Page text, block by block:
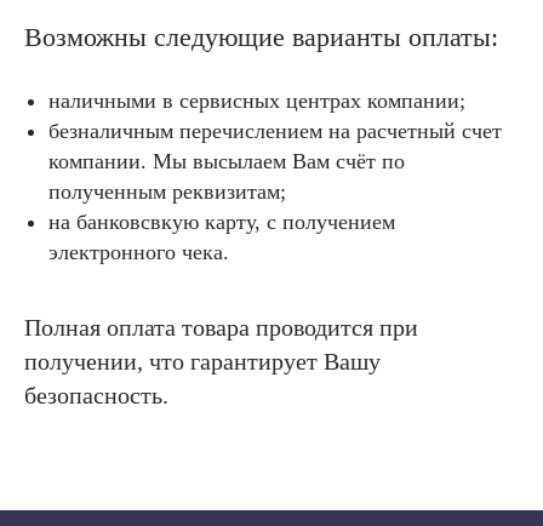
Возможны следующие варианты оплаты:
наличными в сервисных центрах компании;
безналичным перечислением на расчетный счет
компании. Мы высылаем Вам счёт по
полученным реквизитам;
на банковсвкую карту, с получением
электронного чека.
Полная оплата товара проводится при
получении, что гарантирует Вашу
безопасность.